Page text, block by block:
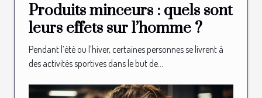
Produits minceurs : quels sont
leurs effets sur l’homme ?
Pendant l’été ou l’hiver, certaines personnes se livrent à
des activités sportives dans le but de...